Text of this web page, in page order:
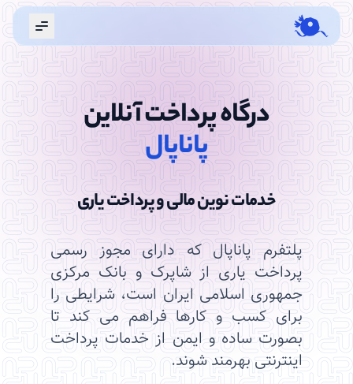
Menu
درگاه پرداخت آنلاین
پاناپال
خدمات نوین مالی و پرداخت یاری
پلتفرم پاناپال که دارای مجوز رسمی
پرداخت یاری از شاپرک و بانک مرکزی
جمهوری اسلامی ایران است، شرایطی را
برای کسب و کارها فراهم می کند تا
بصورت ساده و ایمن از خدمات پرداخت
اینترنتی بهرمند شوند.